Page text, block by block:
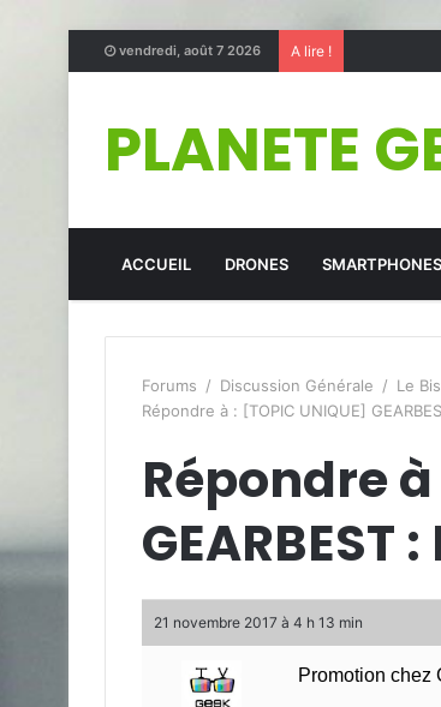
vendredi, août 7 2026 A lire !
PLANETE
ACCUEIL DRONES SMARTPHONES
Forums / Discussion Générale / Le
Répondre à : [TOPIC UNIQUE]
Répondre à
21 novembre 2017 à 4 h 13 min
Promotion chez